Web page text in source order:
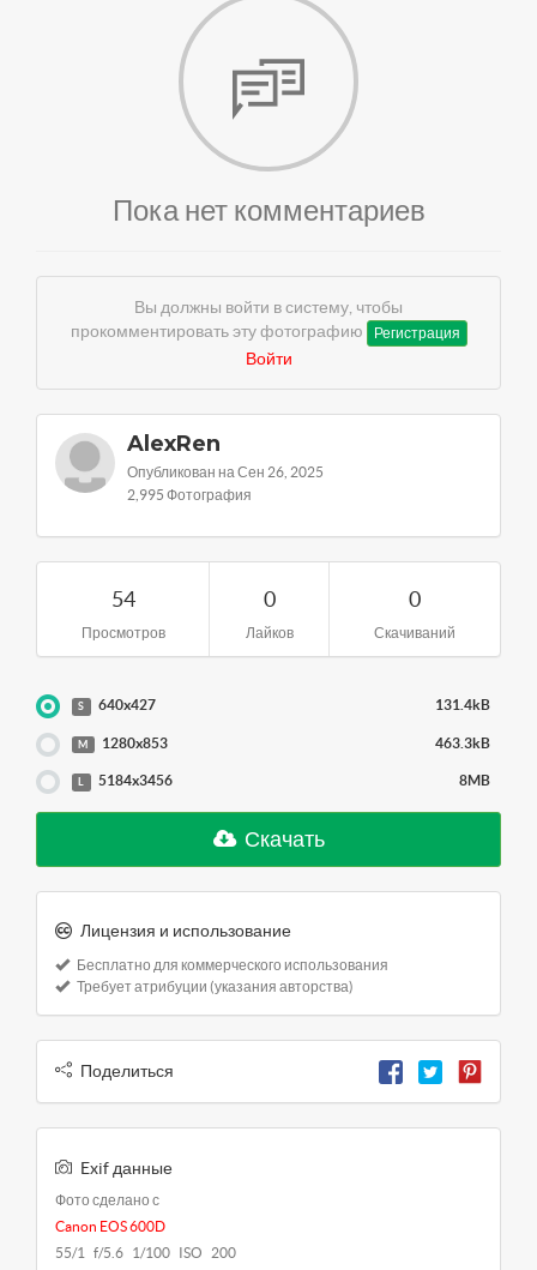
Пока нет комментариев
Вы должны войти в систему, чтобы
прокомментировать эту фотографию
Регистрация
Войти
AlexRen
Опубликован на Сен 26, 2025
2,995 Фотография
54
Просмотров
0
Лайков
0
Скачиваний
S 640x427 131.4kB
M 1280x853 463.3kB
L 5184x3456 8MB
Скачать
Лицензия и использование
Бесплатно для коммерческого использования
Требует атрибуции (указания авторства)
Поделиться
Exif данные
Фото сделано с
Canon EOS 600D
55/1 f/5.6 1/100 ISO 200